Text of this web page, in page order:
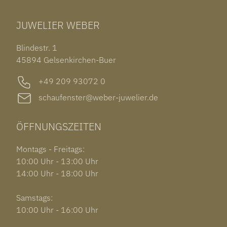
OHRSCHMUCK
OUT OF COLLECTION
ROLEX SUBMARINER DATE
GARMIN VENU 3S
JUWELIER WEBER
Blindestr. 1
45894 Gelsenkirchen-Buer
+49 209 93072 0
schaufenster@weber-juwelier.de
ÖFFNUNGSZEITEN
Montags - Freitags:
10:00 Uhr - 13:00 Uhr
14:00 Uhr - 18:00 Uhr
Samstags:
10:00 Uhr - 16:00 Uhr